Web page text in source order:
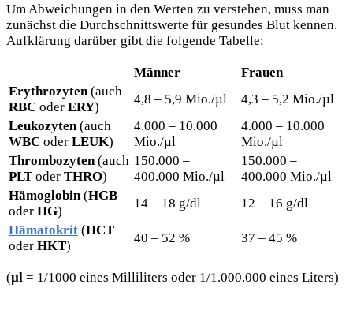
Um Abweichungen in den Werten zu verstehen, muss man
zunächst die Durchschnittswerte für gesundes Blut kennen.
Aufklärung darüber gibt die folgende Tabelle:
Männer
Frauen
Erythrozyten (auch
RBC oder ERY)
4,8 – 5,9 Mio./µl
4,3 – 5,2 Mio./µl
Leukozyten (auch
WBC oder LEUK)
4.000 – 10.000
Mio./µl
4.000 – 10.000
Mio./µl
Thrombozyten (auch
PLT oder THRO)
150.000 –
400.000 Mio./µl
150.000 –
400.000 Mio./µl
Hämoglobin (HGB
oder HG)
14 – 18 g/dl
12 – 16 g/dl
Hämatokrit (HCT
oder HKT)
40 – 52 % 37 – 45 %
(µl = 1/1000 eines Milliliters oder 1/1.000.000 eines Liters)